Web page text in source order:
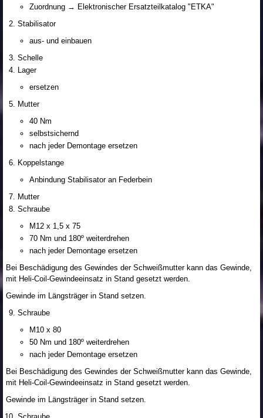
Zuordnung → Elektronischer Ersatzteilkatalog "ETKA"
Stabilisator
aus- und einbauen
Schelle
Lager
ersetzen
Mutter
40 Nm
selbstsichernd
nach jeder Demontage ersetzen
Koppelstange
Anbindung Stabilisator an Federbein
Mutter
Schraube
M12 x 1,5 x 75
70 Nm und 180º weiterdrehen
nach jeder Demontage ersetzen
Bei Beschädigung des Gewindes der Schweißmutter kann das Gewinde,
mit Heli-Coil-Gewindeeinsatz in Stand gesetzt werden.
Gewinde im Längsträger in Stand setzen.
Schraube
M10 x 80
50 Nm und 180º weiterdrehen
nach jeder Demontage ersetzen
Bei Beschädigung des Gewindes der Schweißmutter kann das Gewinde,
mit Heli-Coil-Gewindeeinsatz in Stand gesetzt werden.
Gewinde im Längsträger in Stand setzen.